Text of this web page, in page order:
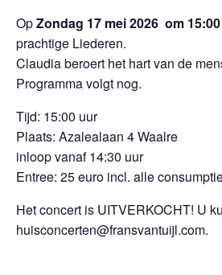
OpZondag 17 mei 2026 om
prachtige Liederen.
Claudia beroert het hart van de
Programma volgt nog.
Tijd: 15:00 uur
Plaats: Azalealaan 4 Waalre
inloop vanaf 14:30 uur
Entree: 25 euro incl. alle
Het concert is UITVERKOCHT! U
huisconcerten@fransvantuijl.com.